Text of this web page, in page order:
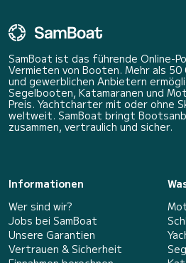
SamBoat ist das führende Online-
Vermieten von Booten. Mehr als
und gewerblichen Anbietern
Segelbooten, Katamaranen und
Preis. Yachtcharter mit oder ohne
weltweit. SamBoat bringt
zusammen, vertraulich und sicher.
Informationen
Wer sind wir?
Jobs bei SamBoat
Unsere Garantien
Vertrauen & Sicherheit